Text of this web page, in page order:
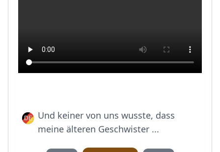
Und keiner von uns wusste, dass
meine älteren Geschwister ...